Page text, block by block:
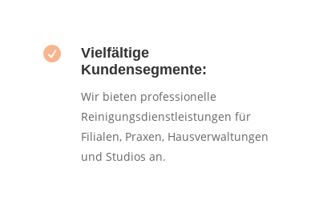

Vielfältige
Kundensegmente:
Wir bieten professionelle
Reinigungsdienstleistungen für
Filialen, Praxen, Hausverwaltungen
und Studios an.